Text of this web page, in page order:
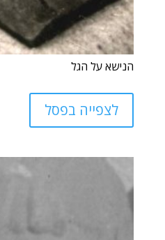
הנישא על הגל
לצפייה בפסל